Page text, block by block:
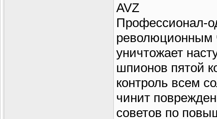
AVZ
Профессионал-
революционным
уничтожает
шпионов пятой
контроль всем
чинит
советов по